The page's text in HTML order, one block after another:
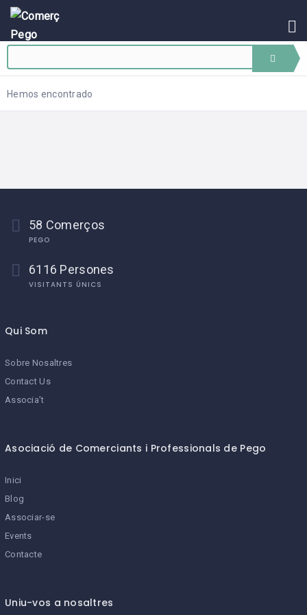
INICI
BLOG
SE
Hemos encontrado
58 Comerços
PEGO
6116 Persones
VISITANTS ÚNICS
Qui Som
Sobre Nosaltres
Contact Us
Associa’t
Asociació de Comerciants i Professionals de Pego
Inici
Blog
Associar-se
Events
Contacte
Uniu-vos a nosaltres